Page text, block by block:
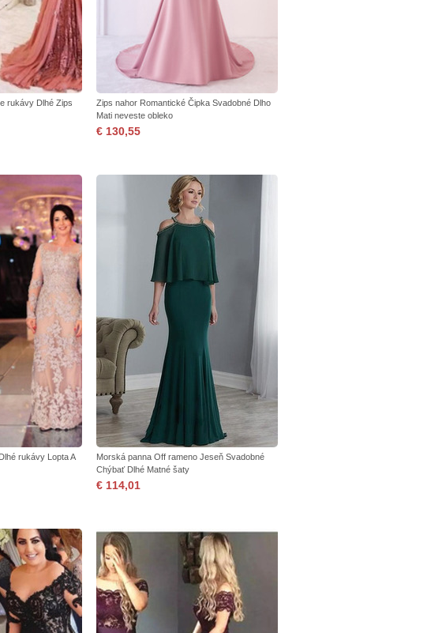
rukávy Dlhé Zips
Zips nahor Romantické Čipka Svadobné Dlho
Mati neveste obleko
€ 130,55
rukávy Lopta A
Morská panna Off rameno Jeseň Svadobné
Chýbať Dlhé Matné šaty
€ 114,01